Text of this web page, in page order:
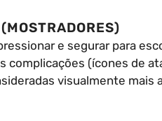
e segurar para
complicações (ícones de
visualmente